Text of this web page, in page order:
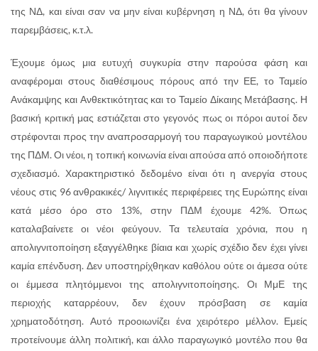
της ΝΔ, και είναι σαν να μην είναι κυβέρνηση η ΝΔ, ότι θα γίνουν
παρεμβάσεις, κ.τ.λ.
Έχουμε όμως μια ευτυχή συγκυρία στην παρούσα φάση και
αναφέρομαι στους διαθέσιμους πόρους από την ΕΕ, το Ταμείο
Ανάκαμψης και Ανθεκτικότητας και το Ταμείο Δίκαιης Μετάβασης. Η
βασική κριτική μας εστιάζεται στο γεγονός πως οι πόροι αυτοί δεν
στρέφονται προς την αναπροσαρμογή του παραγωγικού μοντέλου
της ΠΔΜ. Οι νέοι, η τοπική κοινωνία είναι απούσα από οποιοδήποτε
σχεδιασμό. Χαρακτηριστικό δεδομένο είναι ότι η ανεργία στους
νέους στις 96 ανθρακικές/ λιγνιτικές περιφέρειες της Ευρώπης είναι
κατά μέσο όρο στο 13%, στην ΠΔΜ έχουμε 42%. Όπως
καταλαβαίνετε οι νέοι φεύγουν. Τα τελευταία χρόνια, που η
απολιγνιτοποίηση εξαγγέλθηκε βίαια και χωρίς σχέδιο δεν έχει γίνει
καμία επένδυση. Δεν υποστηρίχθηκαν καθόλου ούτε οι άμεσα ούτε
οι έμμεσα πλητόμμενοι της απολιγνιτοποίησης. Οι ΜμΕ της
περιοχής καταρρέουν, δεν έχουν πρόσβαση σε καμία
χρηματοδότηση. Αυτό προοιωνίζει ένα χειρότερο μέλλον. Εμείς
προτείνουμε άλλη πολιτική, και άλλο παραγωγικό μοντέλο που θα